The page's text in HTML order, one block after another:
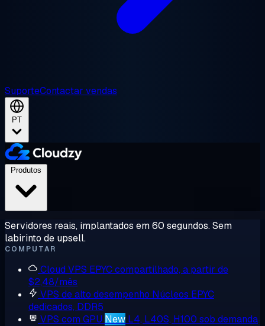
SuporteContactar vendas
PT
Servidores reais, implantados em 60 segundos. Sem
labirinto de upsell.
COMPUTAR
Cloud VPS EPYC compartilhado, a partir de
$2,48/mês
VPS de alto desempenho Núcleos EPYC
dedicados, DDR5
VPS com GPU New L4, L40S, H100 sob demanda